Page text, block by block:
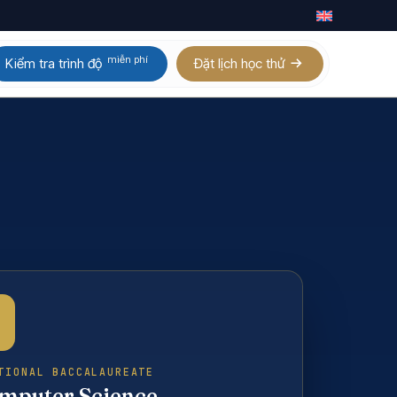
Statistics
Kiểm tra trình độ miễn phí Đặt lịch học thử
BACCALAUREATE